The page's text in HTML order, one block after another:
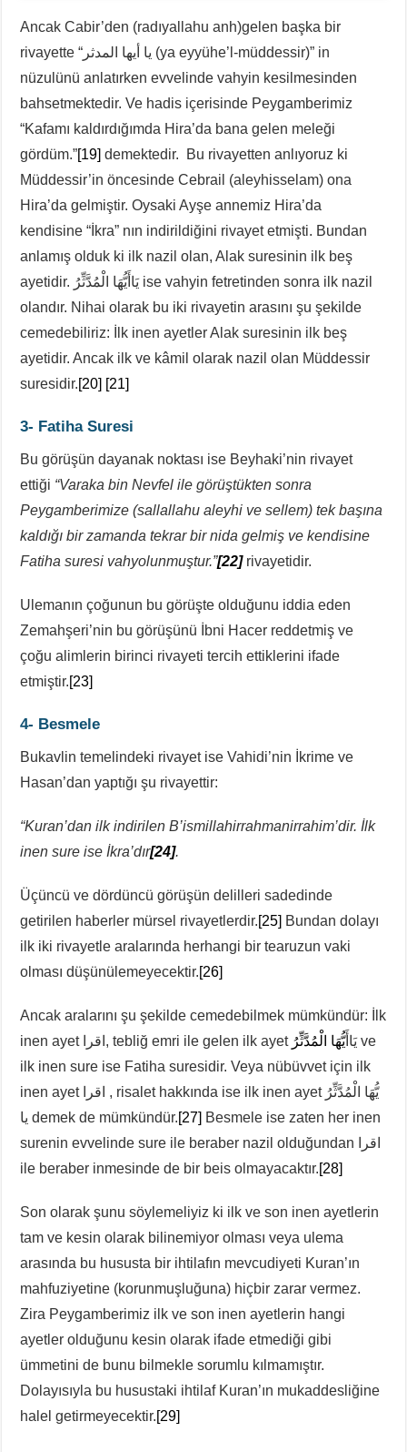
Ancak Cabir’den (radıyallahu anh)gelen başka bir
rivayette “يا أيها المدثر (ya eyyühe’l-müddessir)” in
nüzulünü anlatırken evvelinde vahyin kesilmesinden
bahsetmektedir. Ve hadis içerisinde Peygamberimiz
“Kafamı kaldırdığımda Hira’da bana gelen meleği
gördüm.”[19] demektedir. Bu rivayetten anlıyoruz ki
Müddessir’in öncesinde Cebrail (aleyhisselam) ona
Hira’da gelmiştir. Oysaki Ayşe annemiz Hira’da
kendisine “İkra” nın indirildiğini rivayet etmişti. Bundan
anlamış olduk ki ilk nazil olan, Alak suresinin ilk beş
ayetidir. يَاأَيُّهَا الْمُدَّثِّرُ ise vahyin fetretinden sonra ilk nazil
olandır. Nihai olarak bu iki rivayetin arasını şu şekilde
cemedebiliriz: İlk inen ayetler Alak suresinin ilk beş
ayetidir. Ancak ilk ve kâmil olarak nazil olan Müddessir
suresidir.[20] [21]
3- Fatiha Suresi
Bu görüşün dayanak noktası ise Beyhaki’nin rivayet
ettiği “Varaka bin Nevfel ile görüştükten sonra
Peygamberimize (sallallahu aleyhi ve sellem) tek başına
kaldığı bir zamanda tekrar bir nida gelmiş ve kendisine
Fatiha suresi vahyolunmuştur.”[22]rivayetidir.
Ulemanın çoğunun bu görüşte olduğunu iddia eden
Zemahşeri’nin bu görüşünü İbni Hacer reddetmiş ve
çoğu alimlerin birinci rivayeti tercih ettiklerini ifade
etmiştir.[23]
4- Besmele
Bukavlin temelindeki rivayet ise Vahidi’nin İkrime ve
Hasan’dan yaptığı şu rivayettir:
“Kuran’dan ilk indirilen B’ismillahirrahmanirrahim’dir. İlk
inen sure ise İkra’dır[24].
Üçüncü ve dördüncü görüşün delilleri sadedinde
getirilen haberler mürsel rivayetlerdir.[25] Bundan dolayı
ilk iki rivayetle aralarında herhangi bir tearuzun vaki
olması düşünülemeyecektir.[26]
Ancak aralarını şu şekilde cemedebilmek mümkündür: İlk
inen ayet اقرا, tebliğ emri ile gelen ilk ayet يَاأَيُّهَا الْمُدَّثِّرُ
ve
ilk inen sure ise Fatiha suresidir. Veya nübüvvet için ilk
inen ayet اقرا , risalet hakkında ise ilk inen ayet يُّهَا الْمُدَّثِّرُ
يا demek de mümkündür.[27] Besmele ise zaten her inen
surenin evvelinde sure ile beraber nazil olduğundan اقرا
ile beraber inmesinde de bir beis olmayacaktır.[28]
Son olarak şunu söylemeliyiz ki ilk ve son inen ayetlerin
tam ve kesin olarak bilinemiyor olması veya ulema
arasında bu hususta bir ihtilafın mevcudiyeti Kuran’ın
mahfuziyetine (korunmuşluğuna) hiçbir zarar vermez.
Zira Peygamberimiz ilk ve son inen ayetlerin hangi
ayetler olduğunu kesin olarak ifade etmediği gibi
ümmetini de bunu bilmekle sorumlu kılmamıştır.
Dolayısıyla bu husustaki ihtilaf Kuran’ın mukaddesliğine
halel getirmeyecektir.[29]